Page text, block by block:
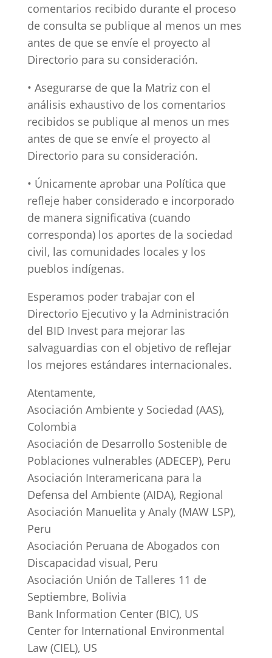
comentarios recibido durante el proceso
de consulta se publique al menos un mes
antes de que se envíe el proyecto al
Directorio para su consideración.
• Asegurarse de que la Matriz con el
análisis exhaustivo de los comentarios
recibidos se publique al menos un mes
antes de que se envíe el proyecto al
Directorio para su consideración.
• Únicamente aprobar una Política que
refleje haber considerado e incorporado
de manera significativa (cuando
corresponda) los aportes de la sociedad
civil, las comunidades locales y los
pueblos indígenas.
Esperamos poder trabajar con el
Directorio Ejecutivo y la Administración
del BID Invest para mejorar las
salvaguardias con el objetivo de reflejar
los mejores estándares internacionales.
Atentamente,
Asociación Ambiente y Sociedad (AAS),
Colombia
Asociación de Desarrollo Sostenible de
Poblaciones vulnerables (ADECEP), Peru
Asociación Interamericana para la
Defensa del Ambiente (AIDA), Regional
Asociación Manuelita y Analy (MAW LSP),
Peru
Asociación Peruana de Abogados con
Discapacidad visual, Peru
Asociación Unión de Talleres 11 de
Septiembre, Bolivia
Bank Information Center (BIC), US
Center for International Environmental
Law (CIEL), US